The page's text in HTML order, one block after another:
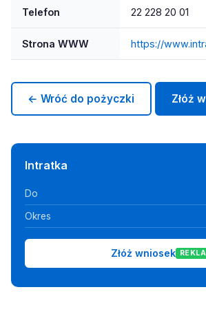
Telefon 22 228 20 01
Strona WWW https://
← Wróć do pożyczki Złóż
Intratka
Do
Okres
Złóż wniosek